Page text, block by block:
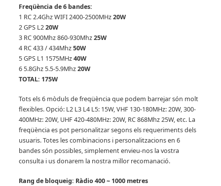
Freqüència de 6 bandes:
1 RC 2.4Ghz WIFI 2400-2500MHz20W
2 GPS L220W
3 RC 900Mhz 860-930Mhz25W
4 RC 433 / 434Mhz50W
5 GPS L1 1575MHz40W
6 5.8Ghz 5.5-5.9Mhz20W
TOTAL: 175W
Tots els 6 mòduls de freqüència que podem barrejar són molt
flexibles.Opció: L2 L3 L4 L5: 15W, VHF 130-180MHz: 20W, 300-
400MHz: 20W, UHF 420-480MHz: 20W, RC 868Mhz 25W, etc. La
freqüència es pot personalitzar segons els requeriments dels
usuaris.Totes les combinacions i personalitzacions en 6
bandes són possibles, simplement envieu-nos la vostra
consulta i us donarem la nostra millor recomanació.
Rang de bloqueig: Ràdio 400 ~ 1000 metres